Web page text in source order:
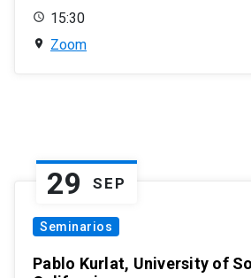
15:30
Zoom
29 SEP
Seminarios
Pablo Kurlat, University of